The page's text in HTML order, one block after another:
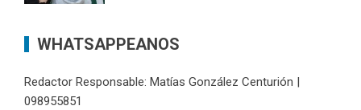
WHATSAPPEANOS
Redactor Responsable: Matías González Centurión |
098955851